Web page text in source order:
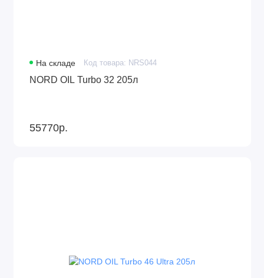
На складе Код товара: NRS044
NORD OIL Turbo 32 205л
55770р.